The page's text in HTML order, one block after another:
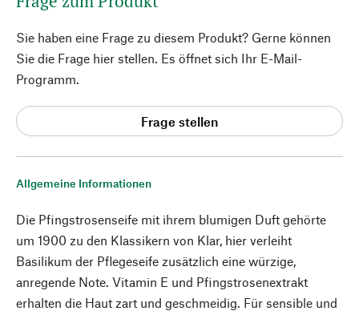
Allgemeine Informationen
Die Pfingstrosenseife mit ihrem blumigen Duft gehörte
um 1900 zu den Klassikern von Klar, hier verleiht
Basilikum der Pflegeseife zusätzlich eine würzige,
anregende Note. Vitamin E und Pfingstrosenextrakt
erhalten die Haut zart und geschmeidig. Für sensible und
Sie haben eine Frage zu diesem Produkt? Gerne können
Sie die Frage hier stellen. Es öffnet sich Ihr E-Mail-
Programm.
Frage stellen